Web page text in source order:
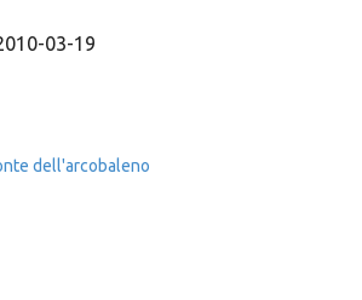
03-19
dell'arcobaleno